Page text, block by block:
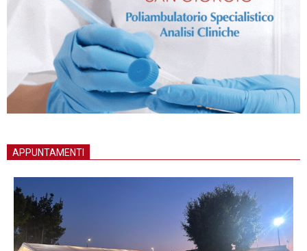
APPUNTAMENTI